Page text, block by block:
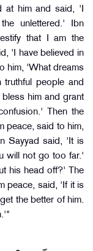
at him and said, 'I
unlettered.' Ibn
that I am the
'I have believed in
him, 'What dreams
people and
bless him and grant
Then the
peace, said to him,
Sayyad said, 'It is
will not go too far.'
his head off?' The
peace, said, 'If it is
the better of him.